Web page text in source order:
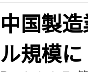
中国製
ル規模に